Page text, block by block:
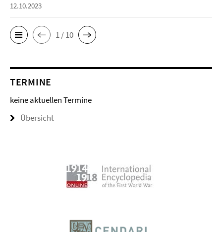
12.10.2023
1 / 10
TERMINE
keine aktuellen Termine
Übersicht